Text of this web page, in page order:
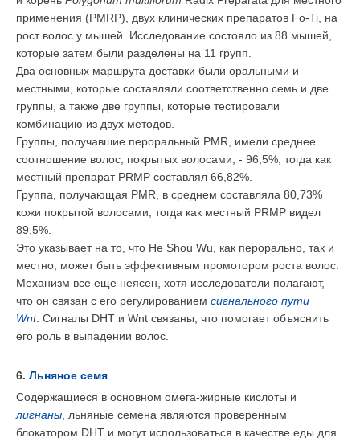
применения (PMRP), двух клинических препаратов Fo-Ti, на
рост волос у мышей. Исследование состояло из 88 мышей,
которые затем были разделены на 11 групп.
Два основных маршрута доставки были оральными и
местными, которые составляли соответственно семь и две
группы, а также две группы, которые тестировали
комбинацию из двух методов.
Группы, получавшие пероральный PMR , имели среднее
соотношение волос, покрытых волосами, - 96,5%, тогда как
местный препарат PRMP составлял 66,82%.
Группа, получающая PMR, в среднем составляла 80,73%
кожи покрытой волосами, тогда как местный PRMP видел
89,5%.
Это указывает на то, что He Shou Wu, как перорально, так и
местно, может быть эффективным промотором роста волос.
Механизм все еще неясен, хотя исследователи полагают,
что он связан с его регулированием сигнального пути
Wnt. Сигналы DHT и Wnt связаны, что помогает объяснить
его роль в выпадении волос.
6. Льняное семя
Содержащиеся в основном омега-жирные кислоты и
лигнаны , льняные семена являются проверенным
блокатором DHT и могут использоваться в качестве еды для